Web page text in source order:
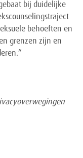
bij duidelijke
behoeften en
grenzen zijn en